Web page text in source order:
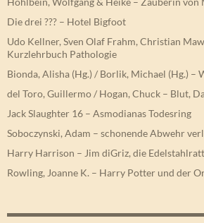
Die drei ??? – Hotel Bigfoot
Udo Kellner, Sven Olaf Frahm, Christian
Kurzlehrbuch Pathologie
Bionda, Alisha (Hg.) / Borlik, Michael (Hg.) –
del Toro, Guillermo / Hogan, Chuck – Blut,
Jack Slaughter 16 – Asmodianas Todesring
Soboczynski, Adam – schonende Abwehr
Harry Harrison – Jim diGriz, die
Rowling, Joanne K. – Harry Potter und der